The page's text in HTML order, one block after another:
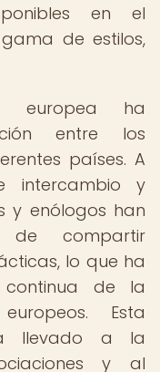
en el
de estilos,
europea ha
entre los
países. A
intercambio y
y enólogos han
de compartir
lo que ha
de la
Esta
llevado a la
y al